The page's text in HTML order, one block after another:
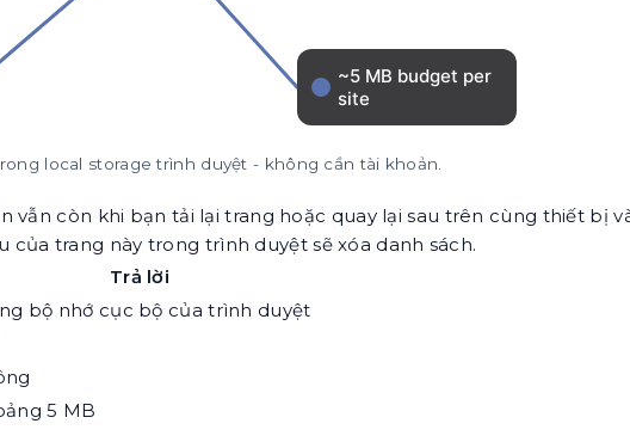
local storage trình duyệt - không cần tài khoản.
còn khi bạn tải lại trang hoặc quay lại sau trên cùng thiết bị
của trang này trong trình duyệt sẽ xóa danh sách.
Trả lời
bộ nhớ cục bộ của trình duyệt
5 MB